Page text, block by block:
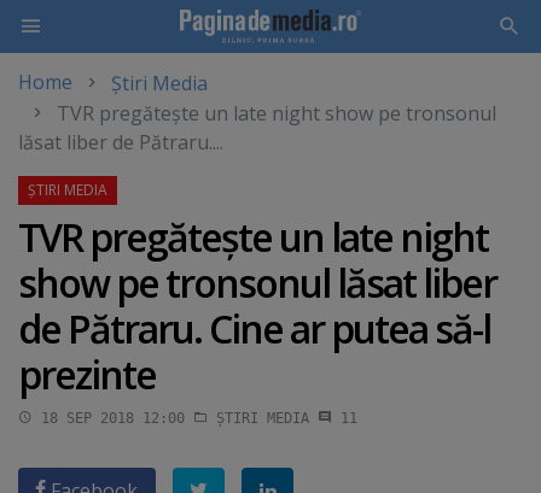
main
content
Home
Știri Media
TVR pregăteşte un late night show pe tronsonul
lăsat liber de Pătraru....
TVR pregăteşte un late night
show pe tronsonul lăsat liber
de Pătraru. Cine ar putea să-l
prezinte
18 SEP 2018 12:00 ȘTIRI MEDIA 11